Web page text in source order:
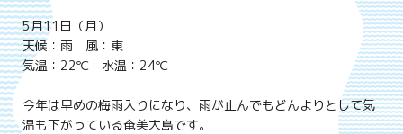
5月11日（月）
天候：雨 風：東
気温：22℃ 水温：24℃
今年は早めの梅雨入りになり、雨が止んでもどんよりとして気
温も下がっている奄美大島です。